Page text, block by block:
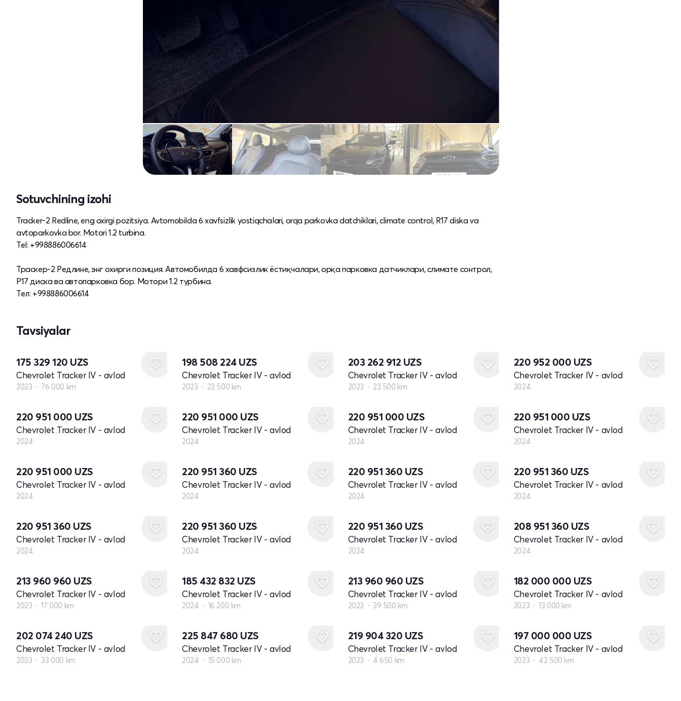
Sotuvchining izohi
Tracker-2 Redline, eng oxirgi pozitsiya. Avtomobilda 6 xavfsizlik yostiqchalari, orqa parkovka datchiklari, climate control, R17 diska va
avtoparkovka bor. Motori 1.2 turbina.
Tel: +998886006614
Траскер-2 Редлине, энг охирги позиция. Автомобилда 6 хавфсизлик ёстиқчалари, орқа парковка датчиклари, слимате сонтрол,
Р17 диска ва автопарковка бор. Мотори 1.2 турбина.
Тел: +998886006614
Tavsiyalar
175 329 120 UZS
Chevrolet Tracker IV - avlod
2023 76 000 km
198 508 224 UZS
Chevrolet Tracker IV - avlod
2023 22 500 km
203 262 912 UZS
Chevrolet Tracker IV - avlod
2023 23 500 km
220 952 000 UZS
Chevrolet Tracker IV - avlod
2024
220 951 000 UZS
Chevrolet Tracker IV - avlod
2024
220 951 000 UZS
Chevrolet Tracker IV - avlod
2024
220 951 000 UZS
Chevrolet Tracker IV - avlod
2024
220 951 000 UZS
Chevrolet Tracker IV - avlod
2024
220 951 000 UZS
Chevrolet Tracker IV - avlod
2024
220 951 360 UZS
Chevrolet Tracker IV - avlod
2024
220 951 360 UZS
Chevrolet Tracker IV - avlod
2024
220 951 360 UZS
Chevrolet Tracker IV - avlod
2024
220 951 360 UZS
Chevrolet Tracker IV - avlod
2024
220 951 360 UZS
Chevrolet Tracker IV - avlod
2024
220 951 360 UZS
Chevrolet Tracker IV - avlod
2024
208 951 360 UZS
Chevrolet Tracker IV - avlod
2024
213 960 960 UZS
Chevrolet Tracker IV - avlod
2023 17 000 km
185 432 832 UZS
Chevrolet Tracker IV - avlod
2024 16 200 km
213 960 960 UZS
Chevrolet Tracker IV - avlod
2023 39 500 km
182 000 000 UZS
Chevrolet Tracker IV - avlod
2023 13 000 km
202 074 240 UZS
Chevrolet Tracker IV - avlod
2023 33 000 km
225 847 680 UZS
Chevrolet Tracker IV - avlod
2024 15 000 km
219 904 320 UZS
Chevrolet Tracker IV - avlod
2023 4 650 km
197 000 000 UZS
Chevrolet Tracker IV - avlod
2023 42 500 km